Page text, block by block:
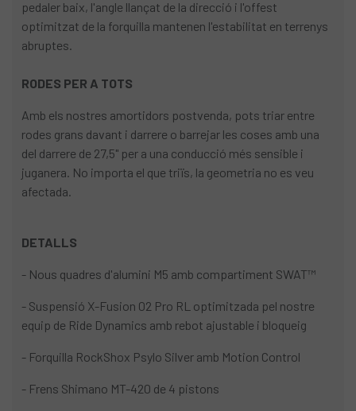
pedaler baix, l'angle llançat de la direcció i l'offest
optimitzat de la forquilla mantenen l'estabilitat en terrenys
abruptes.
RODES PER A TOTS
Amb els nostres amortidors postvenda, pots triar entre
rodes grans davant i darrere o barrejar les coses amb una
del darrere de 27,5" per a una conducció més sensible i
juganera. No importa el que triïs, la geometria no es veu
afectada.
DETALLS
- Nous quadres d'alumini M5 amb compartiment SWAT™
- Suspensió X-Fusion 02 Pro RL optimitzada pel nostre
equip de Ride Dynamics amb rebot ajustable i bloqueig
- Forquilla RockShox Psylo Silver amb Motion Control
- Frens Shimano MT-420 de 4 pistons